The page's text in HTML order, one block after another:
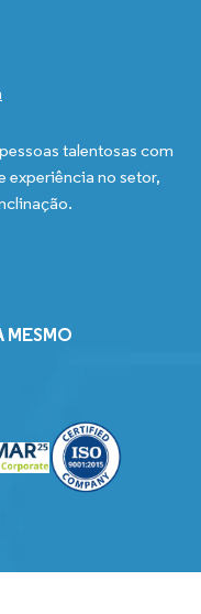
talentosas com
experiência no setor,
MESMO